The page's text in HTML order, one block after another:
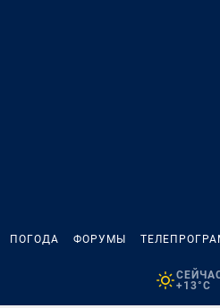
ПОГОДА ФОРУМЫ
+13°C